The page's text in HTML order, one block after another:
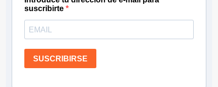
suscribirte
SUSCRIBIRSE